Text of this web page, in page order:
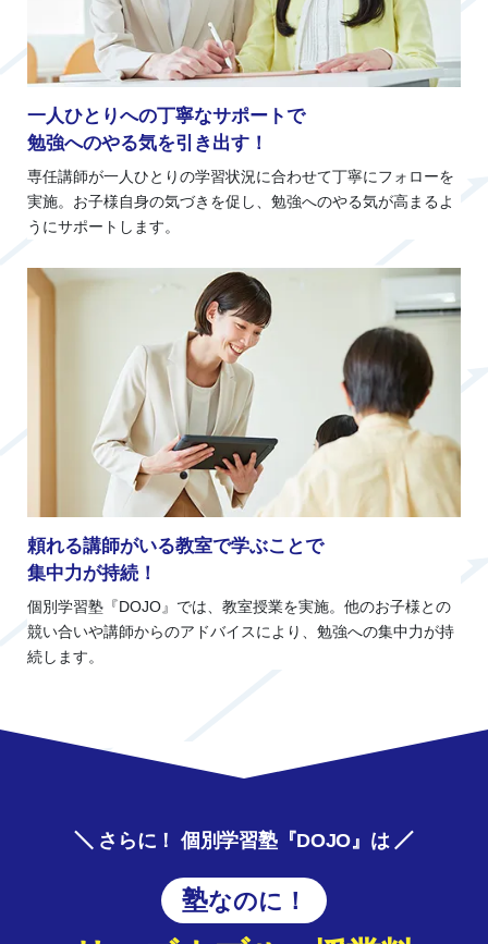
一人ひとりへの丁寧なサポートで
勉強へのやる気を引き出す！
専任講師が一人ひとりの学習状況に合わせて丁寧にフォローを
実施。お子様自身の気づきを促し、勉強へのやる気が高まるよ
うにサポートします。
頼れる講師がいる教室で学ぶことで
集中力が持続！
個別学習塾『DOJO』では、教室授業を実施。他のお子様との
競い合いや講師からのアドバイスにより、勉強への集中力が持
続します。
さらに！ 個別学習塾『DOJO』は
塾なのに！